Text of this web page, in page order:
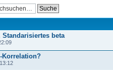
beta
Korrelation?